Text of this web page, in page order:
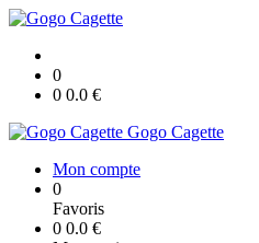
0
0 0.0 €
Gogo Cagette
Mon compte
0
Favoris
0 0.0 €